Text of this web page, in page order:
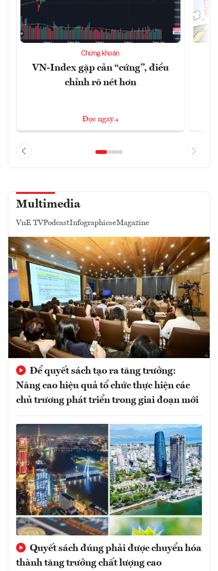
Chứng khoán
VN-Index gặp cản “cứng”, điều
chỉnh rõ nét hơn
Đọc ngay
Multimedia
VnE TVPodcastInfographicseMagazine
Để quyết sách tạo ra tăng trưởng:
Nâng cao hiệu quả tổ chức thực hiện các
chủ trương phát triển trong giai đoạn mới
Quyết sách đúng phải được chuyển hóa
thành tăng trưởng chất lượng cao